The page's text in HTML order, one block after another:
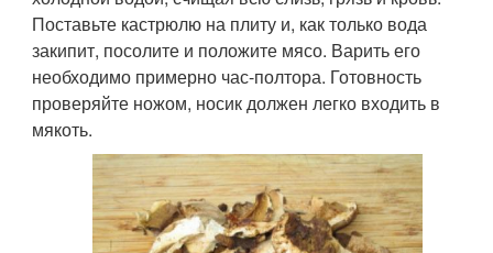
Поставьте кастрюлю на плиту и, как только вода
закипит, посолите и положите мясо. Варить его
необходимо примерно час-полтора. Готовность
проверяйте ножом, носик должен легко входить в
мякоть.